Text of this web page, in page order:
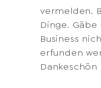
vermelden.
Dinge.
Business
erfunden
Dankeschön
Wissen zu
die ich für
und
Entwicklung
bin ich
ausbaufähig
Barrieren
bisher
Denn ich
Haushalt,
unbekannt
Integration
die
Realität.